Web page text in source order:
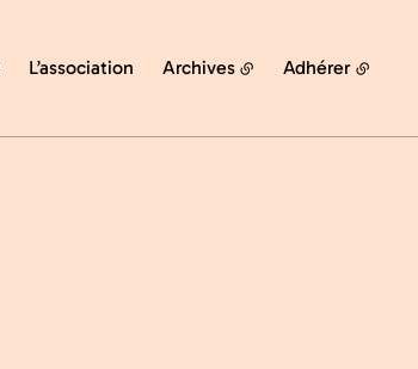
L’association Archives Adhérer